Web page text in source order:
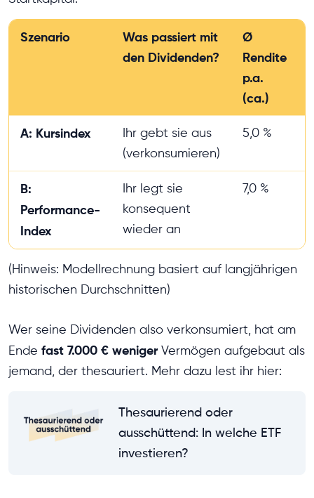
Szenario
Was passiert mit
den Dividenden?
Ø
Rendite
p.a.
(ca.)
A: Kursindex
Ihr gebt sie aus
(verkonsumieren)
5,0 %
B:
Performance-
Index
Ihr legt sie
konsequent
wieder an
7,0 %
(Hinweis: Modellrechnung basiert auf langjährigen
historischen Durchschnitten)
Wer seine Dividenden also verkonsumiert, hat am
Ende fast 7.000 € wenigerVermögen aufgebaut als
jemand, der thesauriert. Mehr dazu lest ihr hier:
Thesaurierend oder
ausschüttend: In welche ETF
investieren?